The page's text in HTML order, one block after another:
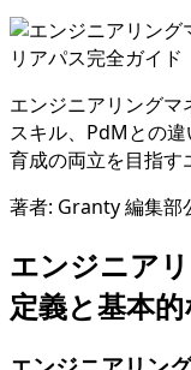
エンジニアリングマ
スキル、PdMとの
育成の両立を目指す
著者: Granty 編集部
エンジニア
定義と基本